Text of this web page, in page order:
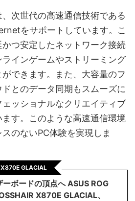
次世代の高速通信技術である
をサポートしています。こ
つ安定したネットワーク接続
インゲームやストリーミング
できます。また、大容量のフ
とのデータ同期もスムーズに
ッショナルなクリエイティブ
す。このような高速通信環境
のないPC体験を実現しま
X870E GLACIAL
ーボードの頂点へ ASUS ROG
X870E GLACIAL、